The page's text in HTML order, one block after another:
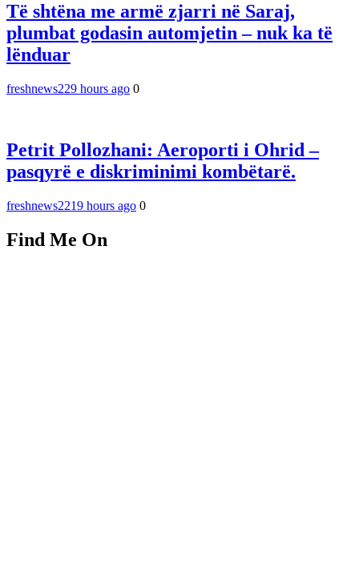
Të shtëna me armë zjarri në Saraj,
plumbat godasin automjetin – nuk ka të
lënduar
freshnews229 hours ago 0
Petrit Pollozhani: Aeroporti i Ohrid –
pasqyrë e diskriminimi kombëtarë.
freshnews2219 hours ago 0
Find Me On